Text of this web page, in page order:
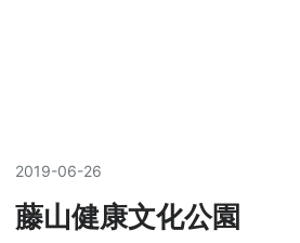
2019-06-26
藤山健康文化公園